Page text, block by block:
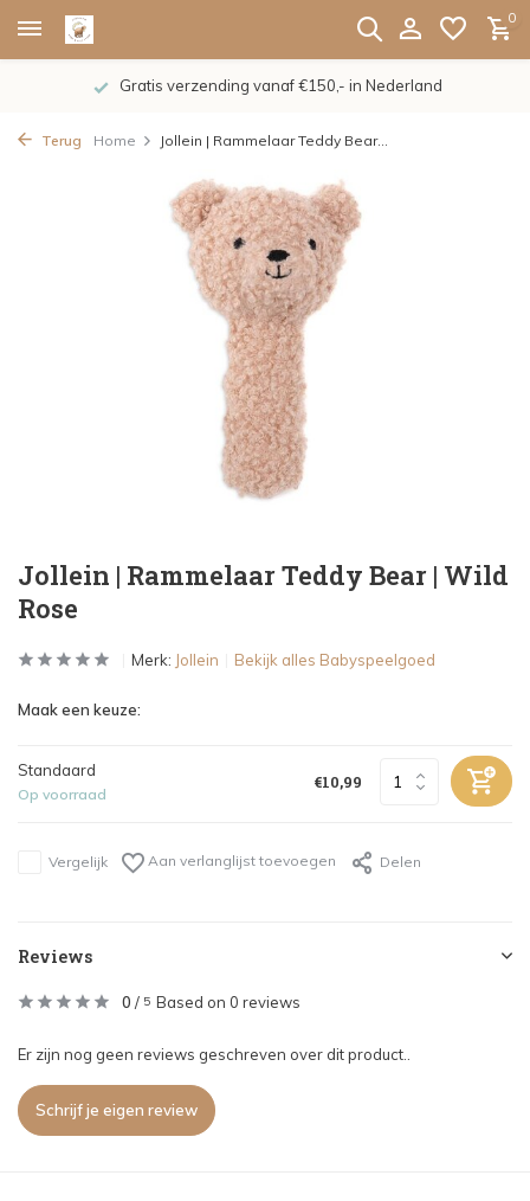
0
Gratis verzending vanaf €150,- in Nederland
Terug Home Jollein | Rammelaar Teddy Bear...
Jollein | Rammelaar Teddy Bear | Wild
Rose
Merk: Jollein Bekijk alles Babyspeelgoed
Maak een keuze:
Standaard
Op voorraad
€10,99
Vergelijk Aan verlanglijst toevoegen Delen
Reviews
0 / 5 Based on 0 reviews
Er zijn nog geen reviews geschreven over dit product..
Schrijf je eigen review